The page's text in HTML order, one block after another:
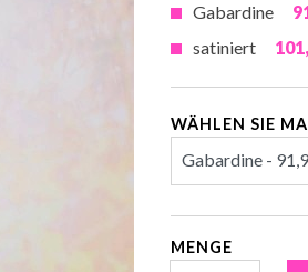
Gabardine
satiniert
WÄHLEN SIE
MENGE